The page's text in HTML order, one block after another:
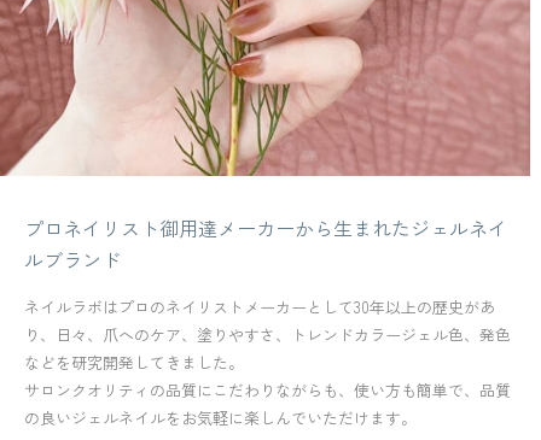
プロネイリスト御用達メーカーから生まれたジェルネイ
ルブランド
ネイルラボはプロのネイリストメーカーとして30年以上の歴史があ
り、日々、爪へのケア、塗りやすさ、トレンドカラージェル色、発色
などを研究開発してきました。
サロンクオリティの品質にこだわりながらも、使い方も簡単で、品質
の良いジェルネイルをお気軽に楽しんでいただけます。